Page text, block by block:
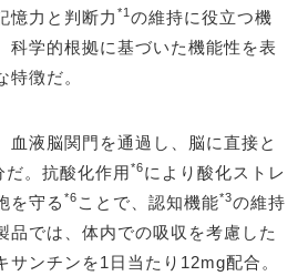
憶力と判断力 *1 の維持に役立つ機
科学的根拠に基づいた機能性を表
特徴だ。
血液脳関門を通過し、脳に直接と
だ。抗酸化作用*6により酸化ストレ
を守る *6 ことで、認知機能*3の維持
品では、体内での吸収を考慮した
サンチンを1日当たり12mg配合。